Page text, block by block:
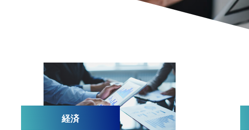
経済